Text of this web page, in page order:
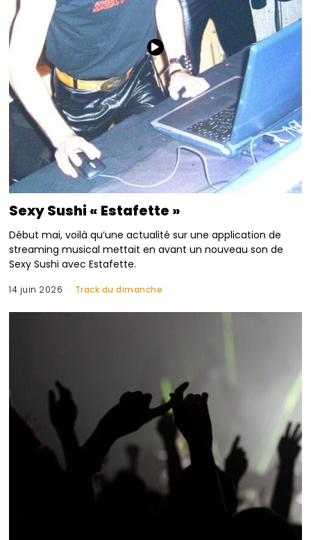
Sexy Sushi « Estafette »
Début mai, voilà qu’une actualité sur une application de
streaming musical mettait en avant un nouveau son de
Sexy Sushi avec Estafette.
14 juin 2026 Track du dimanche